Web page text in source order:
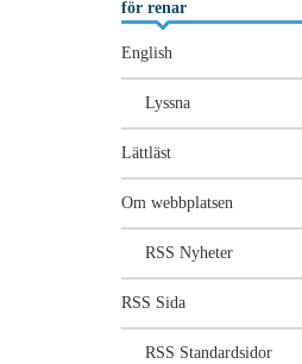
för renar
English
Lyssna
Lättläst
Om webbplatsen
RSS Nyheter
RSS Sida
RSS Standardsidor